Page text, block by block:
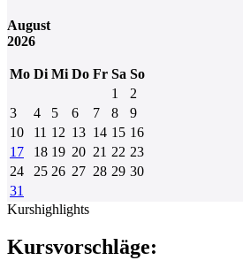
August
2026
Mo Di Mi Do Fr Sa So
1
2
3
4 5 6 7 8
9
10
11 12 13 14 15 16
17
18 19 20 21 22 23
24
25 26 27 28 29 30
31
Kurshighlights
Kursvorschläge: